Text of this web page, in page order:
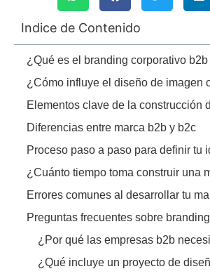
Indice de Contenido
Diferencias entre marca b2b y b2c
Proceso paso a paso para definir tu
Errores comunes al desarrollar tu
Preguntas frecuentes sobre
¿Por qué las empresas b2b